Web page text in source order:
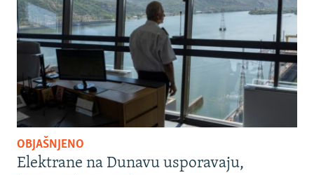
OBJAŠNJENO
Elektrane na Dunavu usporavaju,